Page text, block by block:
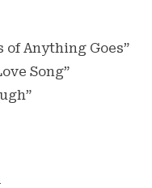
of Anything Goes”
Song”